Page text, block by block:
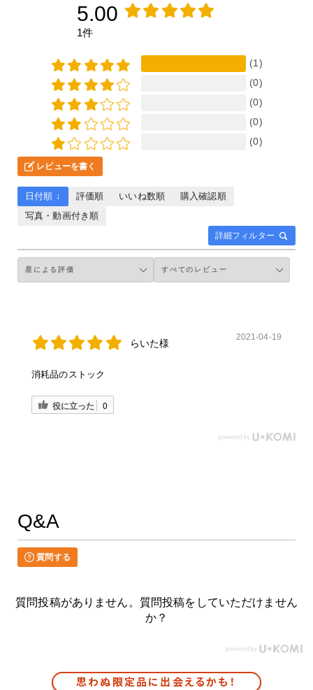
5.00
1件
(1)
(0)
(0)
(0)
(0)
レビューを書く
詳細フィルター
日付順 ↓ 評価順 いいね数順
購入確認順
写真・動画付き順
らいた様
2021-04-19
消耗品のストック
役に立った 0
Q&A
質問する
質問投稿がありません。質問投稿をしていただけません
か？
思わぬ限定品に出会えるかも！